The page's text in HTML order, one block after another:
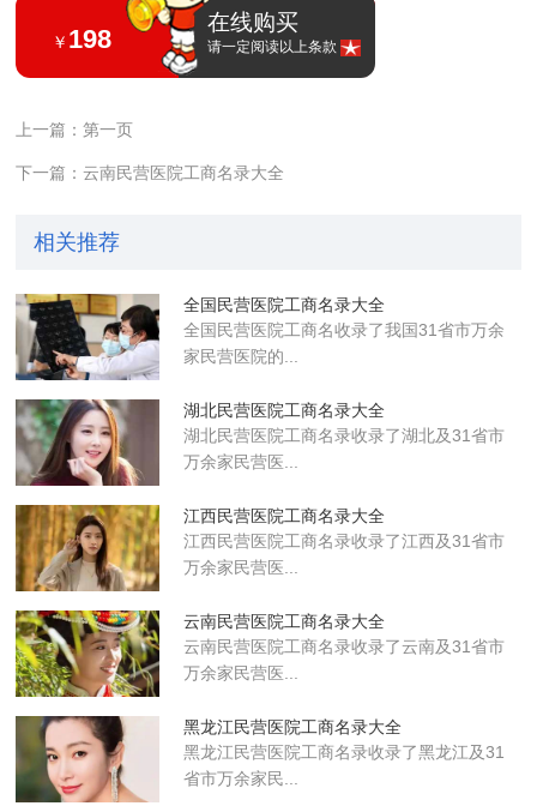
￥ 198
在线购买
请一定阅读以上条款
上一篇：第一页
下一篇：云南民营医院工商名录大全
相关推荐
全国民营医院工商名录大全
全国民营医院工商名收录了我国31省市万余
家民营医院的...
湖北民营医院工商名录大全
湖北民营医院工商名录收录了湖北及31省市
万余家民营医...
江西民营医院工商名录大全
江西民营医院工商名录收录了江西及31省市
万余家民营医...
云南民营医院工商名录大全
云南民营医院工商名录收录了云南及31省市
万余家民营医...
黑龙江民营医院工商名录大全
黑龙江民营医院工商名录收录了黑龙江及31
省市万余家民...